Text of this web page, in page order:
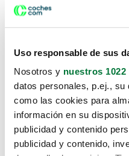
Uso responsable de sus
Nosotros y nuestros
datos personales, p.ej., su
como las cookies para
información en su
publicidad y contenido
publicidad y contenido,
Lo sentimos,
te hemos